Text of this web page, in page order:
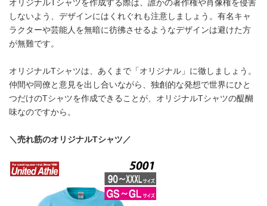
オリジナルTシャツを作成する際は、誰かの著作権や肖像権を侵害
しないよう、デザインにはくれぐれも注意しましょう。有名キャ
ラクターや芸能人を無暗に彷彿させるようなデザインは避けた方
が無難です。
オリジナルTシャツは、あくまで「オリジナル」に徹しましょう。
仲間や同僚と意見を出し合いながら、独創的な発想で世界にひと
つだけのTシャツを作成できることが、オリジナルTシャツの醍醐
味なのですから。
＼売れ筋のオリジナルTシャツ／